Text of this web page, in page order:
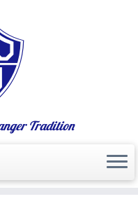
Tradition